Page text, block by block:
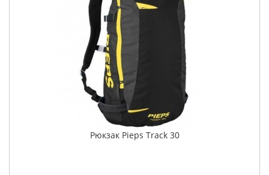
Рюкзак Pieps Track 30